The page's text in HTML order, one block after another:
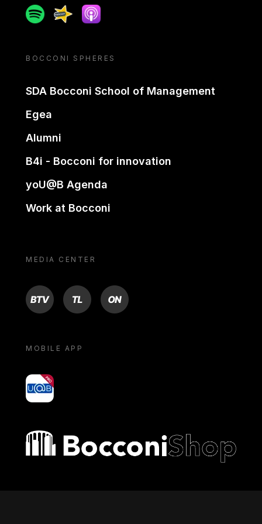
SpotifySpreakerApple podcast
BOCCONI SPHERES
SDA Bocconi School of Management
Egea
Alumni
B4i - Bocconi for innovation
yoU@B Agenda
Work at Bocconi
MEDIA CENTER
BTV TL ON
MOBILE APP
yoU@B
Bocconi shop